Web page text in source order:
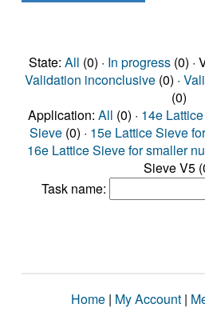
State: All (0) · In progress(0) ·
Validation inconclusive(0) ·
(0)
Application: All (0) · 14e
Sieve (0) · 15e Lattice Sieve
16e Lattice Sieve for smaller
Sieve V5
Task name:
Home | My Account |